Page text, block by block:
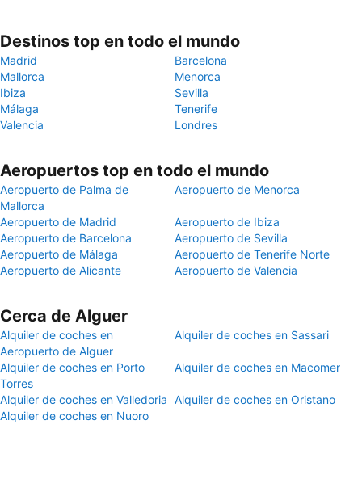
Destinos top en todo el mundo
Madrid
Barcelona
Mallorca
Menorca
Ibiza
Sevilla
Málaga
Tenerife
Valencia
Londres
Aeropuertos top en todo el mundo
Aeropuerto de Palma de
Mallorca
Aeropuerto de Menorca
Aeropuerto de Madrid
Aeropuerto de Ibiza
Aeropuerto de Barcelona
Aeropuerto de Sevilla
Aeropuerto de Málaga
Aeropuerto de Tenerife Norte
Aeropuerto de Alicante
Aeropuerto de Valencia
Cerca de Alguer
Alquiler de coches en
Aeropuerto de Alguer
Alquiler de coches en Sassari
Alquiler de coches en Porto
Torres
Alquiler de coches en Macomer
Alquiler de coches en Valledoria Alquiler de coches en Oristano
Alquiler de coches en Nuoro